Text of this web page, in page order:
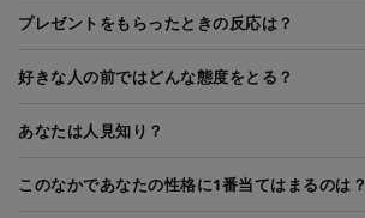
プレゼントをもらったときの反応は？
好きな人の前ではどんな態度をとる？
あなたは人見知り？
このなかであなたの性格に1番当てはまるのは？